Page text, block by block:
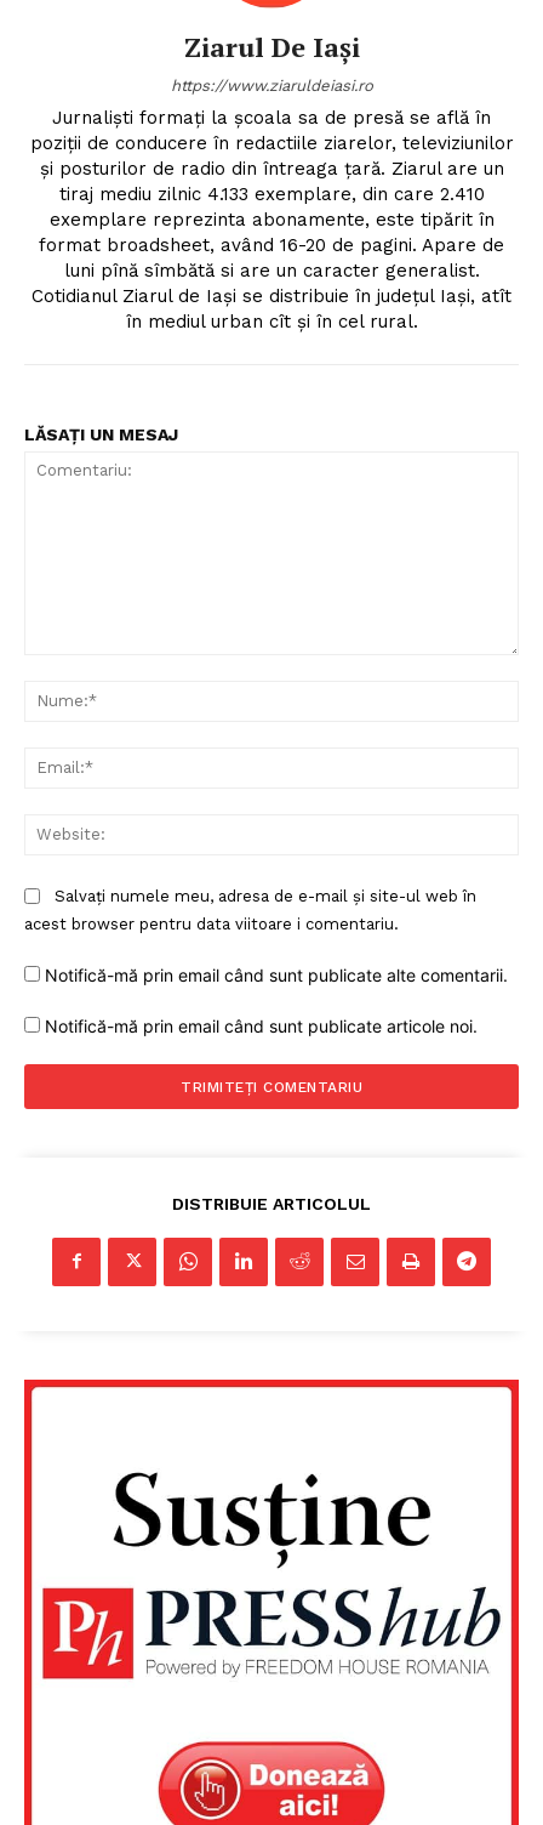
Ziarul De Iași
https://www.ziaruldeiasi.ro
Jurnalişti formaţi la şcoala sa de presă se află în
poziţii de conducere în redactiile ziarelor, televiziunilor
şi posturilor de radio din întreaga ţară. Ziarul are un
tiraj mediu zilnic 4.133 exemplare, din care 2.410
exemplare reprezinta abonamente, este tipărit în
format broadsheet, având 16-20 de pagini. Apare de
luni pînă sîmbătă si are un caracter generalist.
Cotidianul Ziarul de Iaşi se distribuie în judeţul Iaşi, atît
în mediul urban cît şi în cel rural.
LĂSAȚI UN MESAJ
Salvați numele meu, adresa de e-mail și site-ul web în
acest browser pentru data viitoare i comentariu.
Notifică-mă prin email când sunt publicate alte comentarii.
Notifică-mă prin email când sunt publicate articole noi.
DISTRIBUIE ARTICOLUL